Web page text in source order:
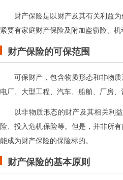
财产保险是以财产及其有关利益
紧要有家庭财产保险及附加盗窃险、
财产保险的可保范围
可保财产，包含物质形态和非物
电厂、大型工程、汽车、船舶、厂房、
以非物质形态的财产及其相关利
险、投入危机保险等。但是，并非所
能成为财产保险的保险标的。
财产保险的基本原则